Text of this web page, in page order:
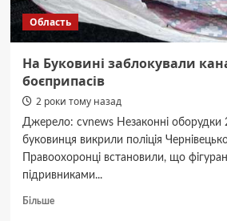
Область
На Буковині заблокували
боєприпасів
2 роки тому назад
Джерело: cvnews Незаконні оборудки
буковинця викрили поліція
Правоохоронці встановили, що
підривниками...
БільшеДокладніше